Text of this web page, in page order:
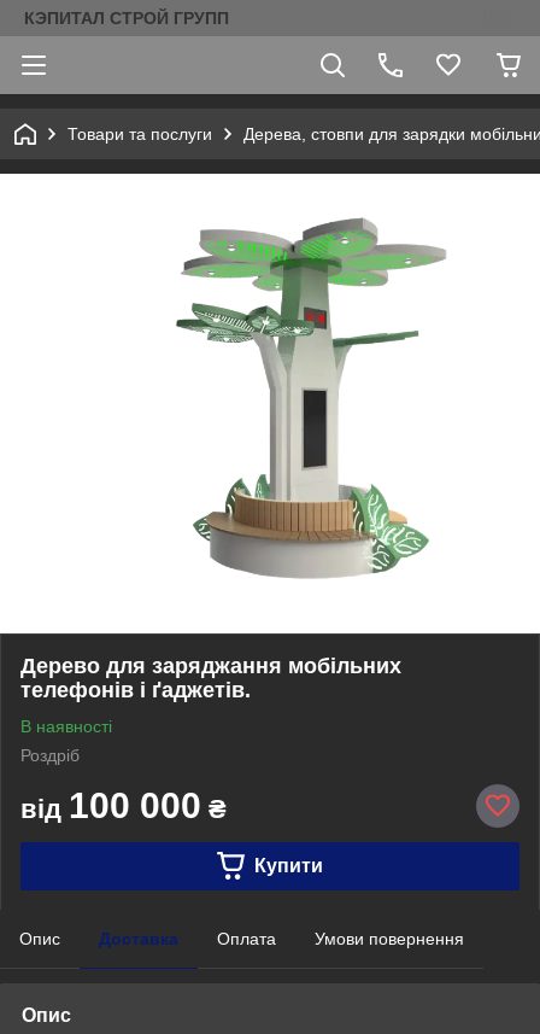
КЭПИТАЛ СТРОЙ ГРУПП
Товари та послуги Дерева, стовпи для зарядки
Дерево для заряджання мобільних
телефонів і ґаджетів.
В наявності
Роздріб
від 100 000 ₴
Купити
Опис Доставка Оплата Умови повернення
Опис